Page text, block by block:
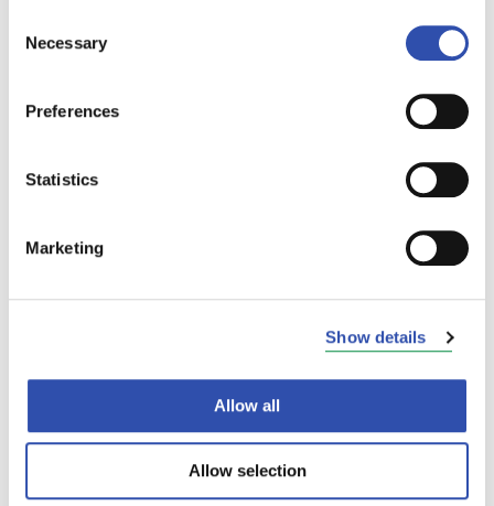
Selection
Necessary
Preferences
Statistics
Marketing
Show details
Allow all
Allow selection